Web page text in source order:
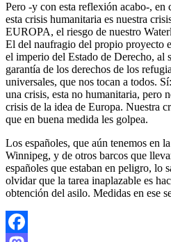
Pero -y con esta reflexión acabo-, en
esta crisis humanitaria es nuestra
EUROPA, el riesgo de nuestro
El del naufragio del propio proyecto
el imperio del Estado de Derecho, al
garantía de los derechos de los
universales, que nos tocan a todos.
una crisis, esta no humanitaria, pero
crisis de la idea de Europa. Nuestra
que en buena medida les golpea.
Los españoles, que aún tenemos en
Winnipeg, y de otros barcos que
españoles que estaban en peligro, lo
olvidar que la tarea inaplazable es
obtención del asilo. Medidas en ese